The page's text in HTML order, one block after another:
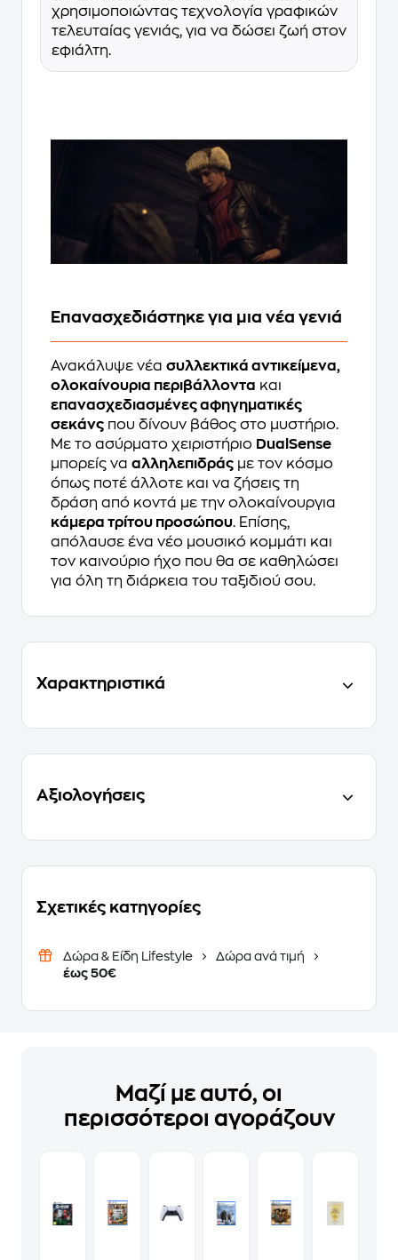
χρησιμοποιώντας τεχνολογία γραφικών
τελευταίας γενιάς, για να δώσει ζωή στον
εφιάλτη.
Επανασχεδιάστηκε για μια νέα γενιά
Ανακάλυψε νέα συλλεκτικά αντικείμενα,
ολοκαίνουρια περιβάλλοντα και
επανασχεδιασμένες αφηγηματικές
σεκάνς που δίνουν βάθος στο μυστήριο.
Με το ασύρματο χειριστήριο DualSense
μπορείς να αλληλεπιδράς με τον κόσμο
όπως ποτέ άλλοτε και να ζήσεις τη
δράση από κοντά με την ολοκαίνουργια
κάμερα τρίτου προσώπου. Επίσης,
απόλαυσε ένα νέο μουσικό κομμάτι και
τον καινούριο ήχο που θα σε καθηλώσει
για όλη τη διάρκεια του ταξιδιού σου.
Χαρακτηριστικά
Αξιολογήσεις
Σχετικές κατηγορίες
Δώρα & Είδη Lifestyle
Δώρα ανά τιμή
έως 50€
Μαζί με αυτό, οι
περισσότεροι αγοράζουν